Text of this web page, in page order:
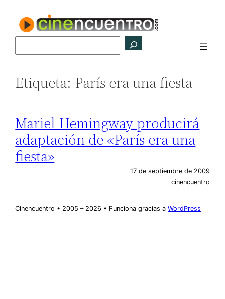
contenido
Etiqueta: París era una fiesta
Mariel Hemingway producirá
adaptación de «París era una
fiesta»
17 de septiembre de 2009
cinencuentro
Cinencuentro • 2005 – 2026 • Funciona gracias aWordPress